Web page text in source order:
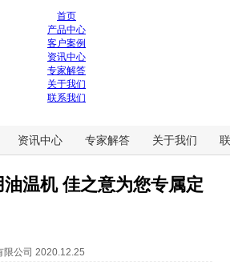
首页
产品中心
客户案例
资讯中心
专家解答
关于我们
联系我们
资讯中心 专家解答 关于我们
温机 佳之意为您专属定
限公司 2020.12.25